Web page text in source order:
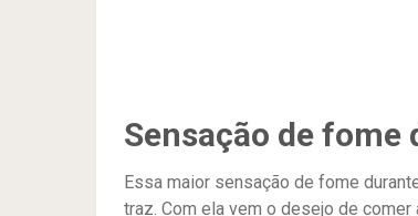
Sensação de fome
Essa maior sensação de fome
traz. Com ela vem o desejo de